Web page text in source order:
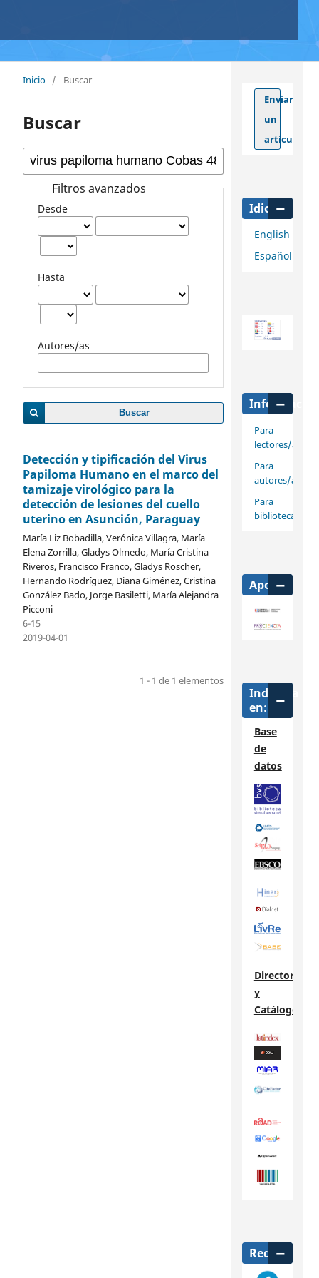
Inicio / Buscar
Buscar
Filtros avanzados
Desde
Hasta
Autores/as
Buscar
Detección y tipificación del Virus
Papiloma Humano en el marco del
tamizaje virológico para la
detección de lesiones del cuello
uterino en Asunción, Paraguay
María Liz Bobadilla, Verónica Villagra, María
Elena Zorrilla, Gladys Olmedo, María Cristina
Riveros, Francisco Franco, Gladys Roscher,
Hernando Rodríguez, Diana Giménez, Cristina
González Bado, Jorge Basiletti, María Alejandra
Picconi
6-15
2019-04-01
1 - 1 de 1 elementos
Enviar
un
artículo
Idioma
English
Español
Para
lectores/as
Para
autores/as
Para
bibliotecarios/
Apoya
Indizada
en:
Base
de
datos
Directorios
y
Catálogos
Redes